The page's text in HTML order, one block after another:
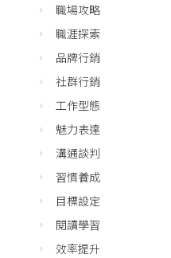
職場攻略
職涯探索
品牌行銷
社群行銷
工作型態
魅力表達
溝通談判
習慣養成
目標設定
閱讀學習
效率提升